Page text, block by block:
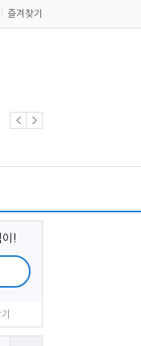
즐겨찾기
!